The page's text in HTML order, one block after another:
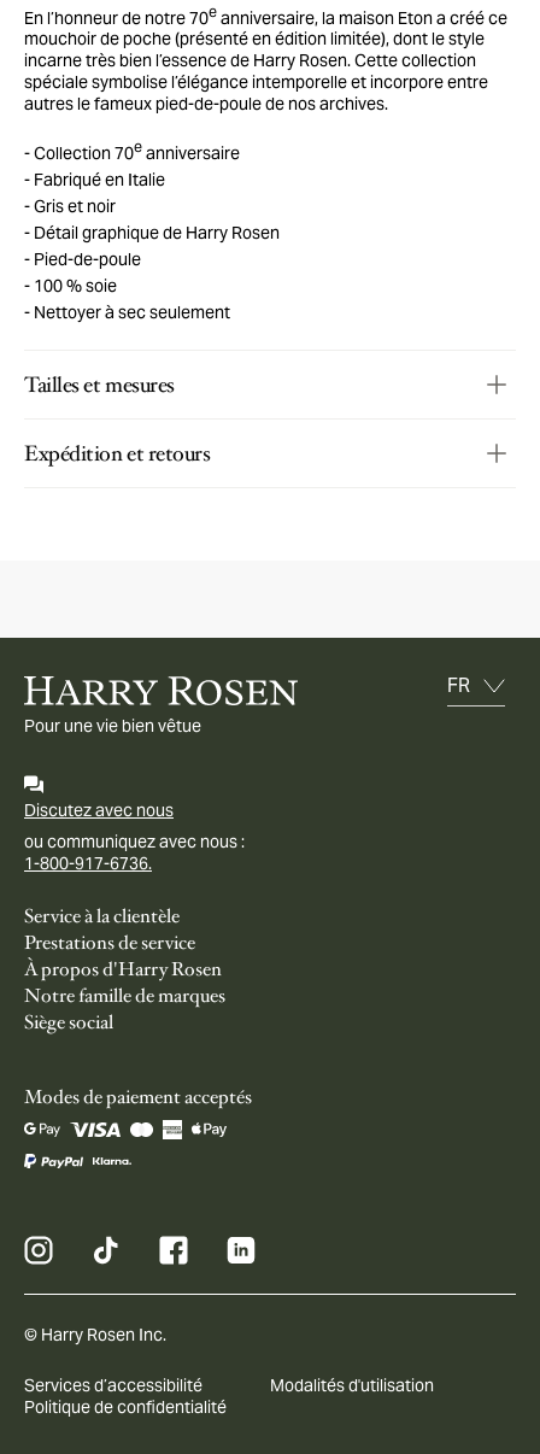
En l’honneur de notre 70e anniversaire, la maison Eton a créé ce
mouchoir de poche (présenté en édition limitée), dont le style
incarne très bien l’essence de Harry Rosen. Cette collection
spéciale symbolise l’élégance intemporelle et incorpore entre
autres le fameux pied-de-poule de nos archives.
Collection 70e anniversaire
Fabriqué en Italie
Gris et noir
Détail graphique de Harry Rosen
Pied-de-poule
100 % soie
Nettoyer à sec seulement
Tailles et mesures
Expédition et retours
Pour une vie bien vêtue
Discutez avec nous
ou communiquez avec nous :
1-800-917-6736.
Service à la clientèle
Prestations de service
À propos d'Harry Rosen
Notre famille de marques
Siège social
Modes de paiement acceptés
© Harry Rosen Inc.
Services d’accessibilité
Modalités d'utilisation
Politique de confidentialité